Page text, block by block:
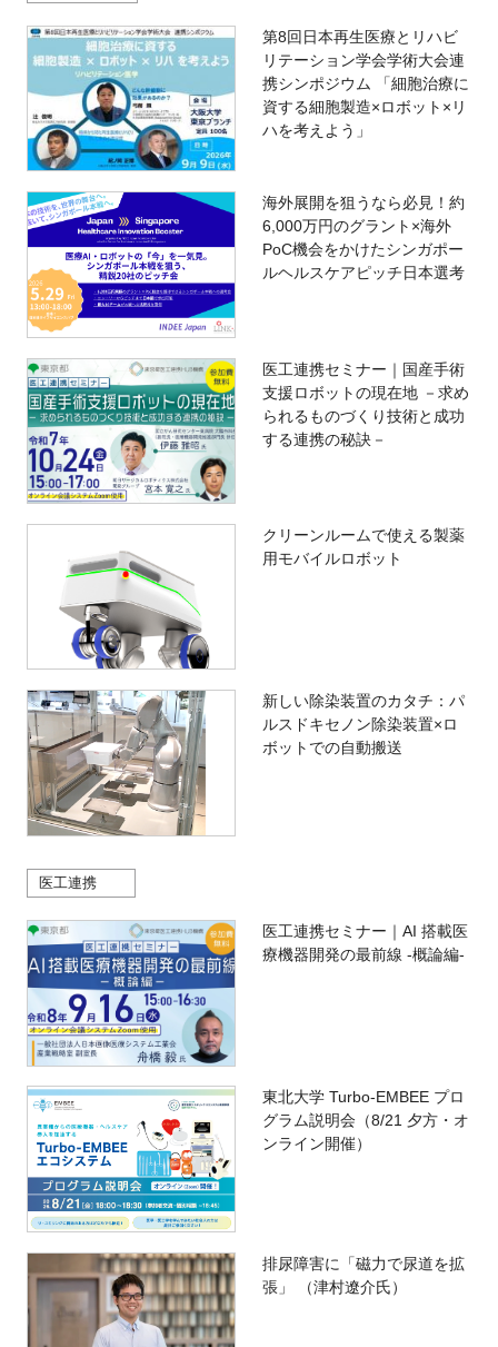
第8回日本再生医療とリハビ
リテーション学会学術大会連
携シンポジウム 「細胞治療に
資する細胞製造×ロボット×リ
ハを考えよう」
海外展開を狙うなら必見！約
6,000万円のグラント×海外
PoC機会をかけたシンガポー
ルヘルスケアピッチ日本選考
医工連携セミナー｜国産手術
支援ロボットの現在地 －求め
られるものづくり技術と成功
する連携の秘訣－
クリーンルームで使える製薬
用モバイルロボット
新しい除染装置のカタチ：パ
ルスドキセノン除染装置×ロ
ボットでの自動搬送
医工連携
医工連携セミナー｜AI 搭載医
療機器開発の最前線 -概論編-
東北大学 Turbo-EMBEE プロ
グラム説明会（8/21 夕方・オ
ンライン開催）
排尿障害に「磁力で尿道を拡
張」 （津村遼介氏）